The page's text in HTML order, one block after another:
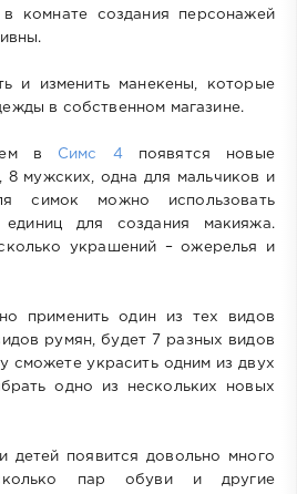
комнате создания персонажей
и изменить манекены, которые
в собственном магазине.
в Симс 4появятся новые
8 мужских, одна для мальчиков и
симок можно использовать
единиц для создания макияжа.
украшений – ожерелья и
применить один из тех видов
румян, будет 7 разных видов
сможете украсить одним из двух
одно из нескольких новых
появится довольно много
пар обуви и другие